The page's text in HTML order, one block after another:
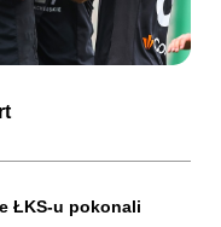
ŁKS-u pokonali